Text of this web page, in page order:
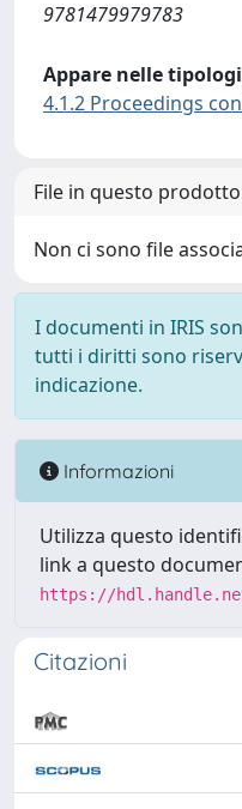
9781479979783
Appare nelle
4.1.2 Proceedings
File in questo
Non ci sono file
I documenti in IRIS
tutti i diritti sono
indicazione.
Informazioni
Utilizza questo
link a questo
https://
Citazioni